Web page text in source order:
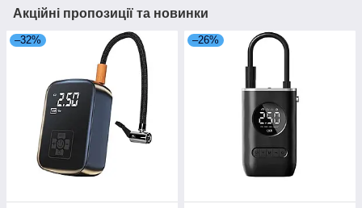
Акційні пропозиції та новинки
–32% –26%